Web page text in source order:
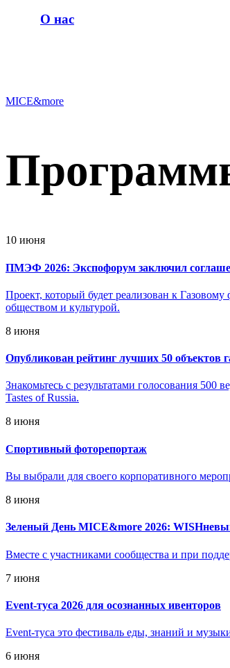
О нас
MICE&more
10 июня
ПМЭФ 2026: Экспофорум заключил
Проект, который будет реализован к
обществом и культурой.
8 июня
Опубликован рейтинг лучших 50 объектов
Знакомьтесь с результатами голосования
Tastes of Russia.
8 июня
Спортивный фоторепортаж
Вы выбрали для своего корпоративного
8 июня
Зеленый День MICE&more 2026:
Вместе с участниками сообщества и при
7 июня
Event-туса 2026 для осознанных ивенторов
Event-туса это фестиваль еды, знаний и
6 июня